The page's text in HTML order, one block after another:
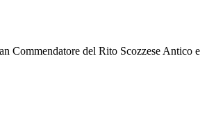
Commendatore del Rito Scozzese Antico e